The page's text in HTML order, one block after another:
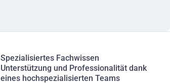
Spezialisiertes Fachwissen
Unterstützung und Professionalität dank
eines hochspezialisierten Teams